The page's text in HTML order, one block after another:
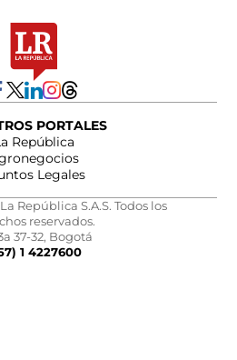
PORTALES
República
Legales
República S.A.S. Todos los
reservados.
37-32, Bogotá
1 4227600